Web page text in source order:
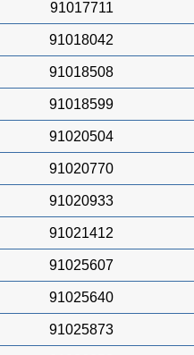
91017711
91018042
91018508
91018599
91020504
91020770
91020933
91021412
91025607
91025640
91025873